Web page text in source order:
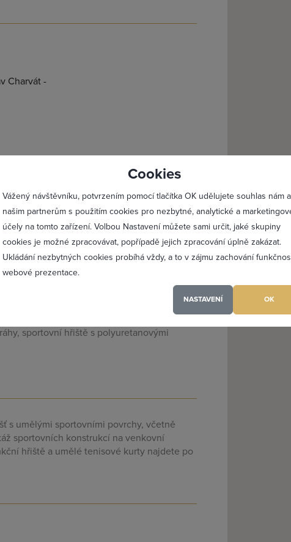
Cookies
Vážený návštěvníku, potvrzením pomocí tlačítka OK udělujete souhlas nám a
našim partnerům s použitím cookies pro nezbytné, analytické a
účely na tomto zařízení. Volbou Nastavení můžete sami určit, jaké skupiny
cookies je možné zpracovávat, popřípadě jejich zpracování úplně zakázat.
Ukládání nezbytných cookies probíhá vždy, a to v zájmu zachování
webové prezentace.
NASTAVENÍ OK
Charvát -
trávníky, sportovní konstrukce pro
sportovní hřiště s polyuretanovými
s umělými sportovními povrchy, včetně
sportovních konstrukcí na venkovní
hřiště a umělé tenisové kurty najdete po
se
Profesionální přístup k
Vždy aktuální